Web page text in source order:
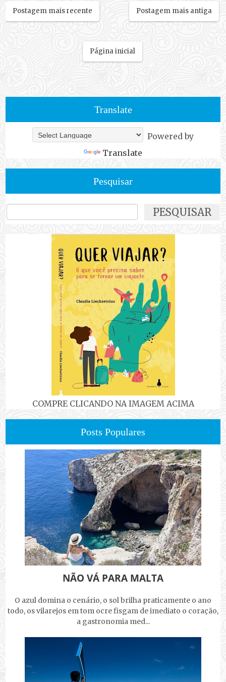
Postagem mais recente Postagem mais antiga
Página inicial
Translate
Powered by
Translate
Pesquisar
COMPRE CLICANDO NA IMAGEM ACIMA
Posts Populares
NÃO VÁ PARA MALTA
O azul domina o cenário, o sol brilha praticamente o ano
todo, os vilarejos em tom ocre fisgam de imediato o coração,
a gastronomia med...